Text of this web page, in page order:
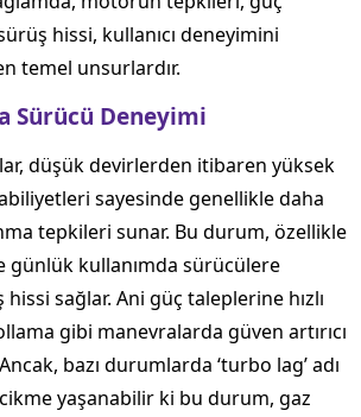
hissi, kullanıcı deneyimini
temel unsurlardır.
Sürücü Deneyimi
düşük devirlerden itibaren yüksek
sayesinde genellikle daha
tepkileri sunar. Bu durum, özellikle
günlük kullanımda sürücülere
sağlar. Ani güç taleplerine hızlı
gibi manevralarda güven artırıcı
bazı durumlarda ‘turbo lag’ adı
yaşanabilir ki bu durum, gaz